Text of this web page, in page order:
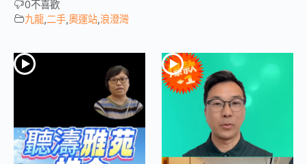
0不喜歡
九龍 二手 奧運站 浪澄灣